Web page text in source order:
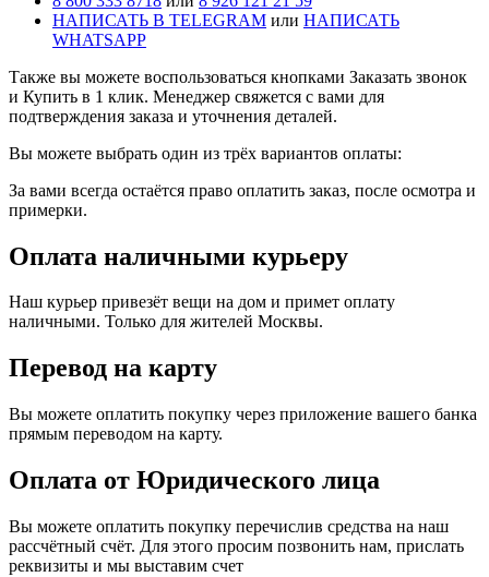
НАПИСАТЬ В TELEGRAM или НАПИСАТЬ
WHATSAPP
Также вы можете воспользоваться кнопками Заказать звонок
и Купить в 1 клик. Менеджер свяжется с вами для
подтверждения заказа и уточнения деталей.
Вы можете выбрать один из трёх вариантов оплаты:
За вами всегда остаётся право оплатить заказ, после осмотра и
примерки.
Оплата наличными курьеру
Наш курьер привезёт вещи на дом и примет оплату
наличными. Только для жителей Москвы.
Перевод на карту
Вы можете оплатить покупку через приложение вашего банка
прямым переводом на карту.
Оплата от Юридического лица
Вы можете оплатить покупку перечислив средства на наш
рассчётный счёт. Для этого просим позвонить нам, прислать
реквизиты и мы выставим счет